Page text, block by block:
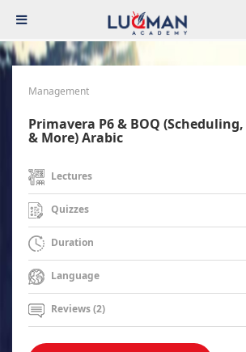
Management
Primavera P6 & BOQ
& More) Arabic
Lectures
Quizzes
Duration
Language
Reviews (2)